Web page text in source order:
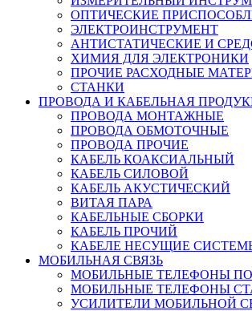
ОПТИЧЕСКИЕ
ЭЛЕКТРОИНСТРУМЕНТ
АНТИСТАТИЧЕСКИЕ И
ХИМИЯ ДЛЯ ЭЛЕКТРОНИКИ
ПРОЧИЕ РАСХОДНЫЕ
СТАНКИ
ПРОВОДА И КАБЕЛЬНАЯ
ПРОВОДА МОНТАЖНЫЕ
ПРОВОДА ОБМОТОЧНЫЕ
ПРОВОДА ПРОЧИЕ
КАБЕЛЬ КОАКСИАЛЬНЫЙ
КАБЕЛЬ СИЛОВОЙ
КАБЕЛЬ АКУСТИЧЕСКИЙ
ВИТАЯ ПАРА
КАБЕЛЬНЫЕ СБОРКИ
КАБЕЛЬ ПРОЧИЙ
КАБЕЛЕ НЕСУЩИЕ
МОБИЛЬНАЯ СВЯЗЬ
МОБИЛЬНЫЕ ТЕЛЕФОНЫ
МОБИЛЬНЫЕ ТЕЛЕФОНЫ
УСИЛИТЕЛИ МОБИЛЬНОЙ